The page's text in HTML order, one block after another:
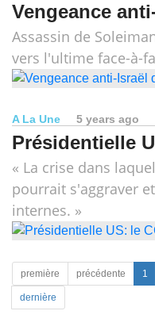
Vengeance
Assassin de
vers l'ultime face-à-
A La Une 5 years ago
Présidentielle
« La crise dans
pourrait s'aggraver
internes. »
première précédente 1
dernière